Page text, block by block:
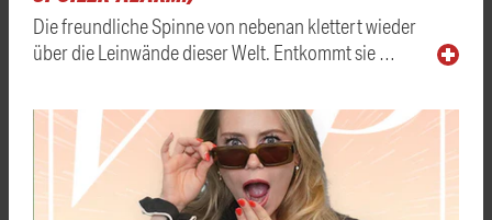
Die freundliche Spinne von nebenan klettert wieder
über die Leinwände dieser Welt. Entkommt sie …